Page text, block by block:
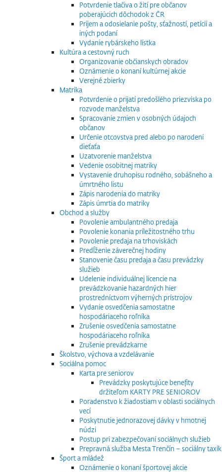
Potvrdenie tlačiva o žití pre občanov
poberajúcich dôchodok z ČR
Príjem a odosielanie pošty, sťažností, petícií a
iných podaní
Vydanie rybárskeho lístka
Kultúra a cestovný ruch
Organizovanie občianskych obradov
Oznámenie o konaní kultúrnej akcie
Verejné zbierky
Matrika
Potvrdenie o prijatí predošlého priezviska po
rozvode manželstva
Spracovanie zmien v osobných údajoch
občanov
Určenie otcovstva pred alebo po narodení
dieťaťa
Uzatvorenie manželstva
Vedenie osobitnej matriky
Vystavenie druhopisu rodného, sobášneho a
úmrtného listu
Zápis narodenia do matriky
Zápis úmrtia do matriky
Obchod a služby
Povolenie ambulantného predaja
Povolenie konania príležitostného trhu
Povolenie predaja na trhoviskách
Predĺženie záverečnej hodiny
Stanovenie času predaja a času prevádzky
služieb
Udelenie individuálnej licencie na
prevádzkovanie hazardných hier
prostredníctvom výherných prístrojov
Vydanie osvedčenia samostatne
hospodáriaceho roľníka
Zrušenie osvedčenia samostatne
hospodáriaceho roľníka
Zrušenie prevádzkarne
Školstvo, výchova a vzdelávanie
Sociálna pomoc
Karta pre seniorov
Prevádzky poskytujúce benefity
držiteľom KARTY PRE SENIOROV
Poradenstvo k žiadostiam v oblasti sociálnych
vecí
Poskytnutie jednorazovej dávky v hmotnej
núdzi
Postup pri zabezpečovaní sociálnych služieb
Prepravná služba Mesta Trenčín – sociálny taxík
Šport a mládež
Oznámenie o konaní športovej akcie